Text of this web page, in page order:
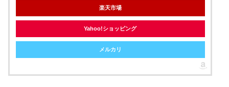
楽天市場
Yahoo!ショッピング
メルカリ